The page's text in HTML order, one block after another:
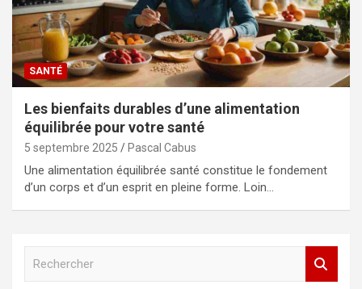
SANTÉ
Les bienfaits durables d’une alimentation
équilibrée pour votre santé
5 septembre 2025 Pascal Cabus
Une alimentation équilibrée santé constitue le fondement
d’un corps et d’un esprit en pleine forme. Loin…